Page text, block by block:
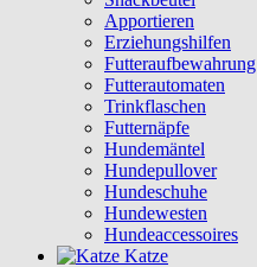
Apportieren
Erziehungshilfen
Futteraufbewahrung
Futterautomaten
Trinkflaschen
Futternäpfe
Hundemäntel
Hundepullover
Hundeschuhe
Hundewesten
Hundeaccessoires
Katze